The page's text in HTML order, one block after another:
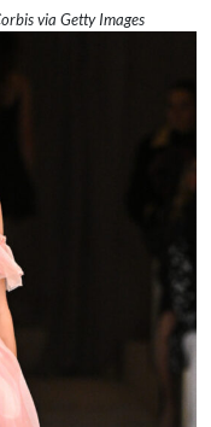
via Getty Images